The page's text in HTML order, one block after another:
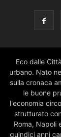
Eco dalle
urbano. Nato
sulla cronaca
le buone
l'economia
strutturato
Roma, Napoli
quindici anni